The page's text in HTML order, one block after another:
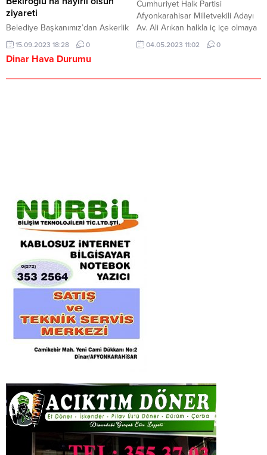
Gazetecilerin, kamu adına,
vatandaşın sesini...
ziyareti
Belediye Başkanımız’dan Askerlik
Şube Başkanı Bekiroğlu’na hayırlı
olsun ziyareti Dinar Belediye
Başkanımız Nihat Sarı, İlçe
15.09.2023 18:28 0
Cumhuriyet Halk Partisi
Afyonkarahisar Milletvekili Adayı
Av. Ali Arıkan halkla iç içe olmaya
devam ediyor. Sıralama fark
etmeksizin millet ittifakının iktidarı
04.05.2023 11:02 0
Dinar Hava Durumu